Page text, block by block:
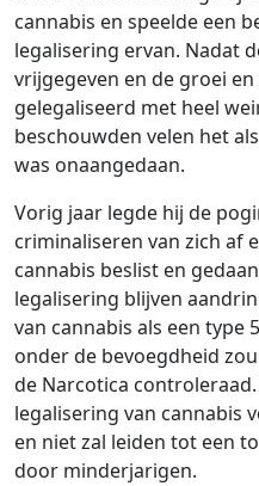
cannabis en speelde een
legalisering ervan. Nadat
vrijgegeven en de groei
gelegaliseerd met heel
beschouwden velen het
was onaangedaan.
Vorig jaar legde hij de
criminaliseren van zich af
cannabis beslist en
legalisering blijven
van cannabis als een type
onder de bevoegdheid
de Narcotica
legalisering van cannabis
en niet zal leiden tot een
door minderjarigen.